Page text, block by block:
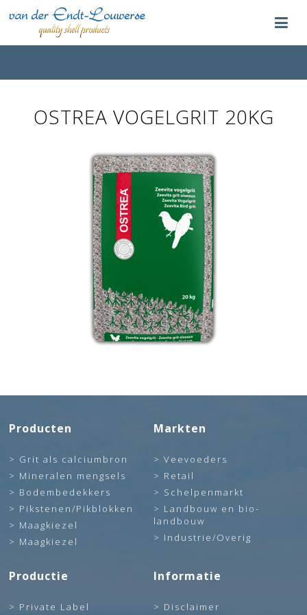
OSTREA VOGELGRIT 20KG
Producten
Grit als calciumbron
Mineralen mengsels
Bodembedekkers
Pikstenen/Pikblokken
Maagkiezel
Maagkiezel
Markten
Veevoeders
Retail
Schelpenmarkt
Landbouw en bio-
landbouw
Industrie/Overig
Productie
Private Label
Informatie
Disclaimer